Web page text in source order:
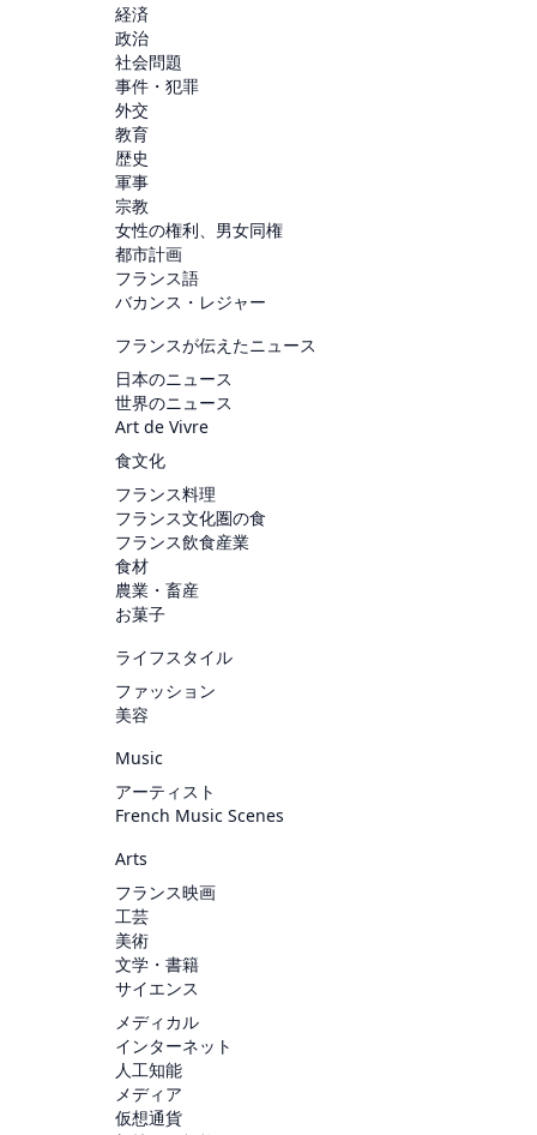
経済
政治
社会問題
事件・犯罪
外交
教育
歴史
軍事
宗教
女性の権利、男女同権
都市計画
フランス語
バカンス・レジャー
フランスが伝えたニュース
日本のニュース
世界のニュース
Art de Vivre
食文化
フランス料理
フランス文化圏の食
フランス飲食産業
食材
農業・畜産
お菓子
ライフスタイル
ファッション
美容
Music
アーティスト
French Music Scenes
Arts
フランス映画
工芸
美術
文学・書籍
サイエンス
メディカル
インターネット
人工知能
メディア
仮想通貨